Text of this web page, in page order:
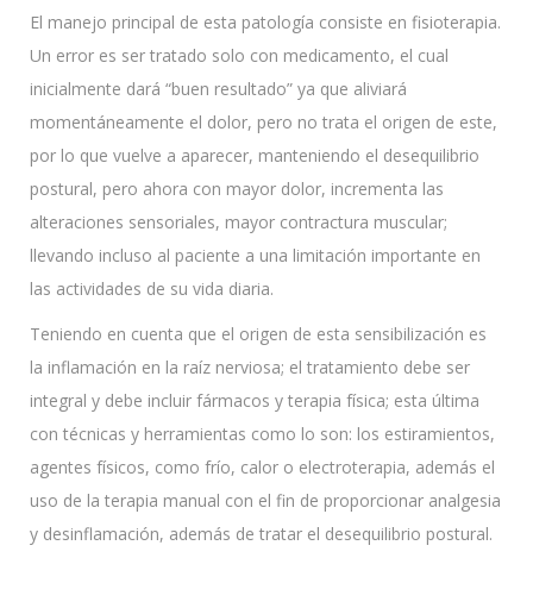
El manejo principal de esta patología consiste en fisioterapia.
Un error es ser tratado solo con medicamento, el cual
inicialmente dará “buen resultado” ya que aliviará
momentáneamente el dolor, pero no trata el origen de este,
por lo que vuelve a aparecer, manteniendo el desequilibrio
postural, pero ahora con mayor dolor, incrementa las
alteraciones sensoriales, mayor contractura muscular;
llevando incluso al paciente a una limitación importante en
las actividades de su vida diaria.
Teniendo en cuenta que el origen de esta sensibilización es
la inflamación en la raíz nerviosa; el tratamiento debe ser
integral y debe incluir fármacos y terapia física; esta última
con técnicas y herramientas como lo son: los estiramientos,
agentes físicos, como frío, calor o electroterapia, además el
uso de la terapia manual con el fin de proporcionar analgesia
y desinflamación, además de tratar el desequilibrio postural.